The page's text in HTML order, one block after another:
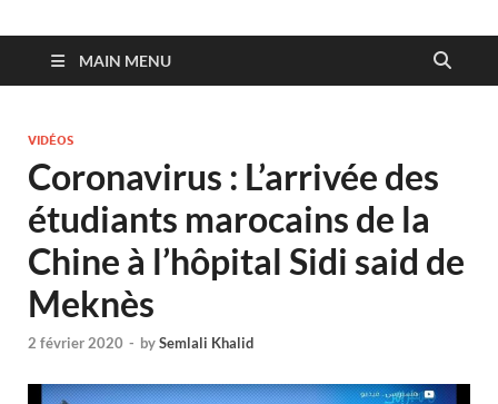
MAIN MENU
VIDÉOS
Coronavirus : L’arrivée des
étudiants marocains de la
Chine à l’hôpital Sidi said de
Meknès
2 février 2020 - bySemlali Khalid